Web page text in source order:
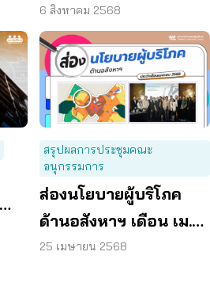
ร่างผังเมืองรวม กทม.
6 สิงหาคม 2568
สรุปผลการประชุมคณะ
อนุกรรมการ
ส่องนโยบายผู้บริโภค
ด้านอสังหาฯ เดือน เม.ย.
68
25 เมษายน 2568